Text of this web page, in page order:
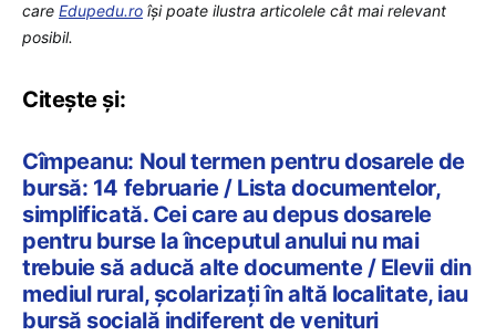
care Edupedu.ro îşi poate ilustra articolele cât mai relevant
posibil.
Citește și:
Cîmpeanu: Noul termen pentru dosarele de
bursă: 14 februarie / Lista documentelor,
simplificată. Cei care au depus dosarele
pentru burse la începutul anului nu mai
trebuie să aducă alte documente / Elevii din
mediul rural, şcolarizaţi în altă localitate, iau
bursă socială indiferent de venituri